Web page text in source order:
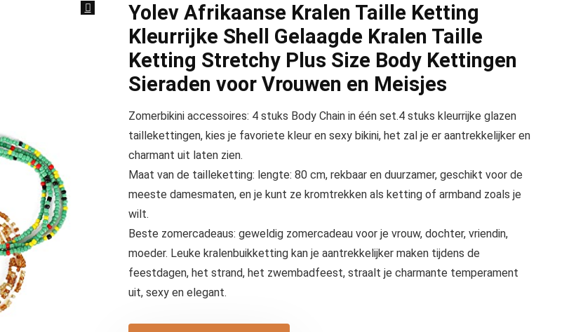
Yolev Afrikaanse Kralen Taille Ketting
Kleurrijke Shell Gelaagde Kralen Taille
Ketting Stretchy Plus Size Body Kettingen
Sieraden voor Vrouwen en Meisjes
Zomerbikini accessoires: 4 stuks Body Chain in één set.4 stuks kleurrijke glazen
taillekettingen, kies je favoriete kleur en sexy bikini, het zal je er aantrekkelijker en
charmant uit laten zien.
Maat van de tailleketting: lengte: 80 cm, rekbaar en duurzamer, geschikt voor de
meeste damesmaten, en je kunt ze kromtrekken als ketting of armband zoals je
wilt.
Beste zomercadeaus: geweldig zomercadeau voor je vrouw, dochter, vriendin,
moeder. Leuke kralenbuikketting kan je aantrekkelijker maken tijdens de
feestdagen, het strand, het zwembadfeest, straalt je charmante temperament
uit, sexy en elegant.